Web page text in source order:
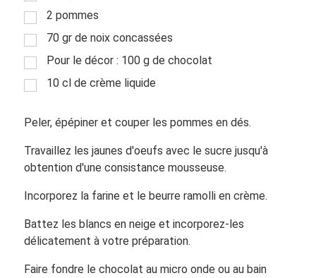
2 pommes
70 gr de noix concassées
Pour le décor : 100 g de chocolat
10 cl de crème liquide
Peler, épépiner et couper les pommes en dés.
Travaillez les jaunes d'oeufs avec le sucre jusqu'à
obtention d'une consistance mousseuse.
Incorporez la farine et le beurre ramolli en crème.
Battez les blancs en neige et incorporez-les
délicatement à votre préparation.
Faire fondre le chocolat au micro onde ou au bain